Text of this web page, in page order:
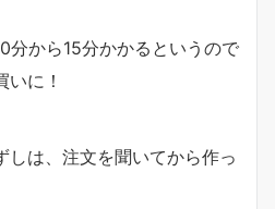
分から15分かかるというので
に！
しは、注文を聞いてから作っ